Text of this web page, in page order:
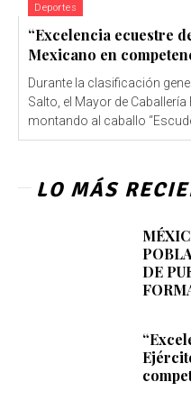
Deportes
“Excelencia ecuestre
Mexicano en
Durante la clasificación
Salto, el Mayor de
montando al caballo
LO MÁS
DE